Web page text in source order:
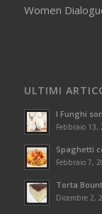
Women
ULTIMI
I Funghi
Febbraio 13,
Spaghetti
Febbraio 7,
Torta
Dicembre 2,